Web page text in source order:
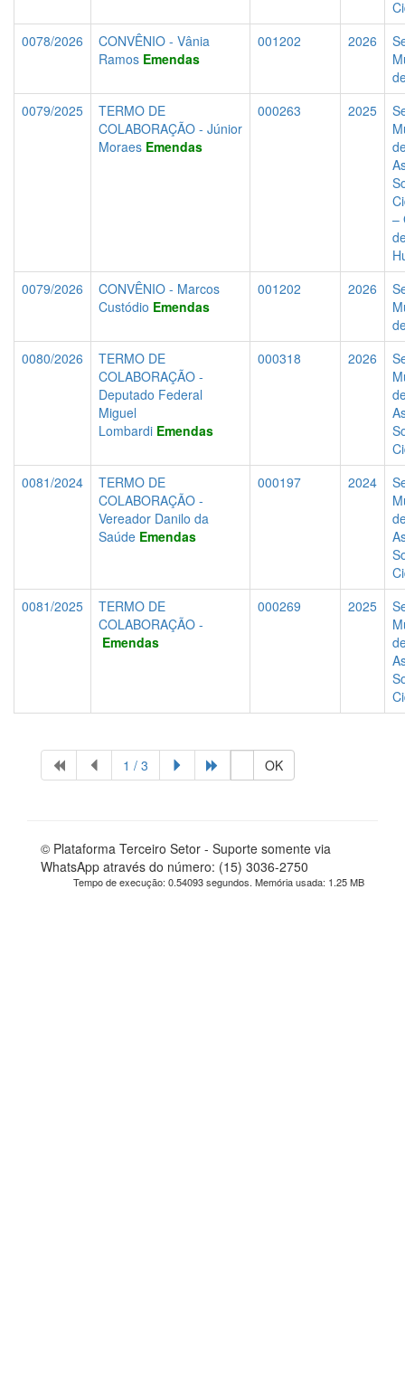
0078/2026
CONVÊNIO - Vânia
Ramos Emendas
001202 2026
0079/2025
TERMO DE
COLABORAÇÃO - Júnior
Moraes Emendas
000263 2025
–
0079/2026
CONVÊNIO - Marcos
Custódio Emendas
001202 2026
0080/2026
TERMO DE
COLABORAÇÃO -
Deputado Federal
Miguel
Lombardi Emendas
000318 2026
0081/2024
TERMO DE
COLABORAÇÃO -
Vereador Danilo da
Saúde Emendas
000197 2024
0081/2025
TERMO DE
COLABORAÇÃO -
Emendas
000269 2025
1 / 3 OK
© Plataforma Terceiro Setor - Suporte somente via
WhatsApp através do número: (15) 3036-2750
Tempo de execução: 0.54093 segundos. Memória usada: 1.25 MB